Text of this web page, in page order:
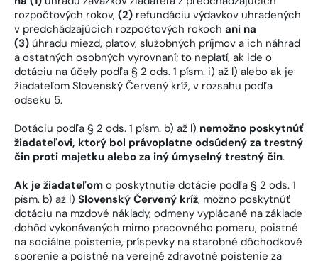
rozpočtových rokov, (2) refundáciu výdavkov uhradených
v predchádzajúcich rozpočtových rokoch ani na
(3) úhradu miezd, platov, služobných príjmov a ich náhrad
a ostatných osobných vyrovnaní; to neplatí, ak ide o
dotáciu na účely podľa § 2 ods. 1 písm. i) až l) alebo ak je
žiadateľom Slovenský Červený kríž, v rozsahu podľa
odseku 5.
Dotáciu podľa § 2 ods. 1 písm. b) až l) nemožno poskytnúť
žiadateľovi, ktorý bol právoplatne odsúdený za trestný
čin proti majetku alebo za iný úmyselný trestný čin.
Ak je žiadateľom o poskytnutie dotácie podľa § 2 ods. 1
písm. b) až l) Slovenský Červený kríž, možno poskytnúť
dotáciu na mzdové náklady, odmeny vyplácané na základe
dohôd vykonávaných mimo pracovného pomeru, poistné
na sociálne poistenie, príspevky na starobné dôchodkové
sporenie a poistné na verejné zdravotné poistenie za